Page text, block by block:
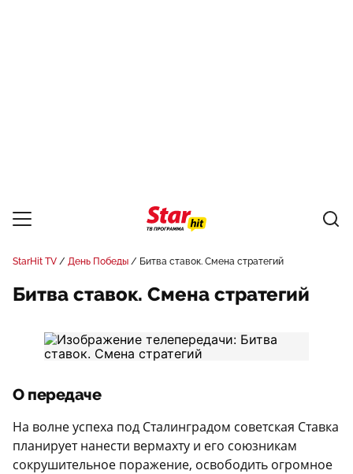
StarHit TV День Победы Битва ставок. Смена стратегий
Битва ставок. Смена стратегий
О передаче
На волне успеха под Сталинградом советская Ставка
планирует нанести вермахту и его союзникам
сокрушительное поражение, освободить огромное